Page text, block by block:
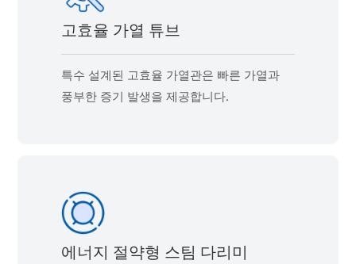
고효율 가열 튜브
특수 설계된 고효율 가열관은 빠른 가열과
풍부한 증기 발생을 제공합니다.
에너지 절약형 스팀 다리미